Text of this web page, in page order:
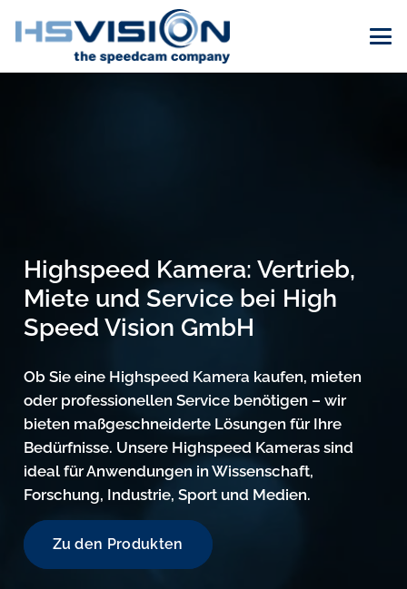
Highspeed Kamera: Vertrieb,
Miete und Service bei High
Speed Vision GmbH
Ob Sie eine Highspeed Kamera kaufen, mieten
oder professionellen Service benötigen – wir
bieten maßgeschneiderte Lösungen für Ihre
Bedürfnisse. Unsere Highspeed Kameras sind
ideal für Anwendungen in Wissenschaft,
Forschung, Industrie, Sport und Medien.
Zu den Produkten